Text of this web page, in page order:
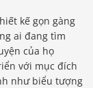
kế gọn gàng
ai đang tìm
của họ
với mục đích
như biểu tượng